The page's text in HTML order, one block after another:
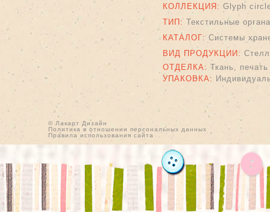
КОЛЛЕКЦИЯ: Glyph
ТИП: Текстильные
КАТАЛОГ: Системы
ВИД ПРОДУКЦИИ:
ОТДЕЛКА: Ткань,
УПАКОВКА:
© Лакарт Дизайн
Политика в отношении персональных данных
Правила использования сайта